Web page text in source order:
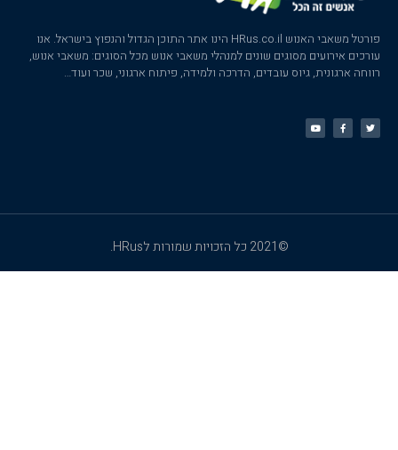
פורטל משאבי האנוש HRus.co.il הינו אתר התוכן הגדול והנפוץ בישראל. אנו
עורכים אירועים מסוגים שונים למנהלי משאבי אנוש מכל הסוגים: משאבי אנוש,
רווחה ארגונית, גיוס עובדים, הדרכה ולמידה, פיתוח ארגוני, שכר ועוד…
©2021 כל הזכויות שמורות לHRus.